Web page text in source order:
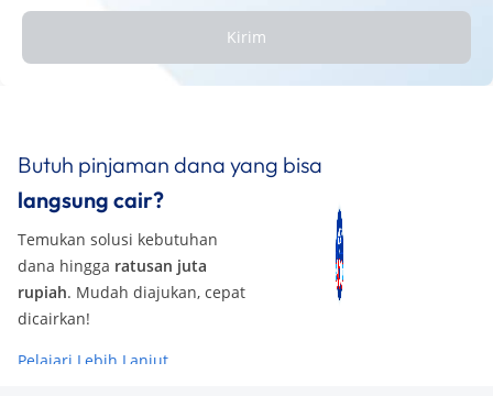
Kirim
Butuh pinjaman dana yang bisa
langsung cair?
Temukan solusi kebutuhan
dana hingga ratusan juta
rupiah. Mudah diajukan, cepat
dicairkan!
Pelajari Lebih Lanjut